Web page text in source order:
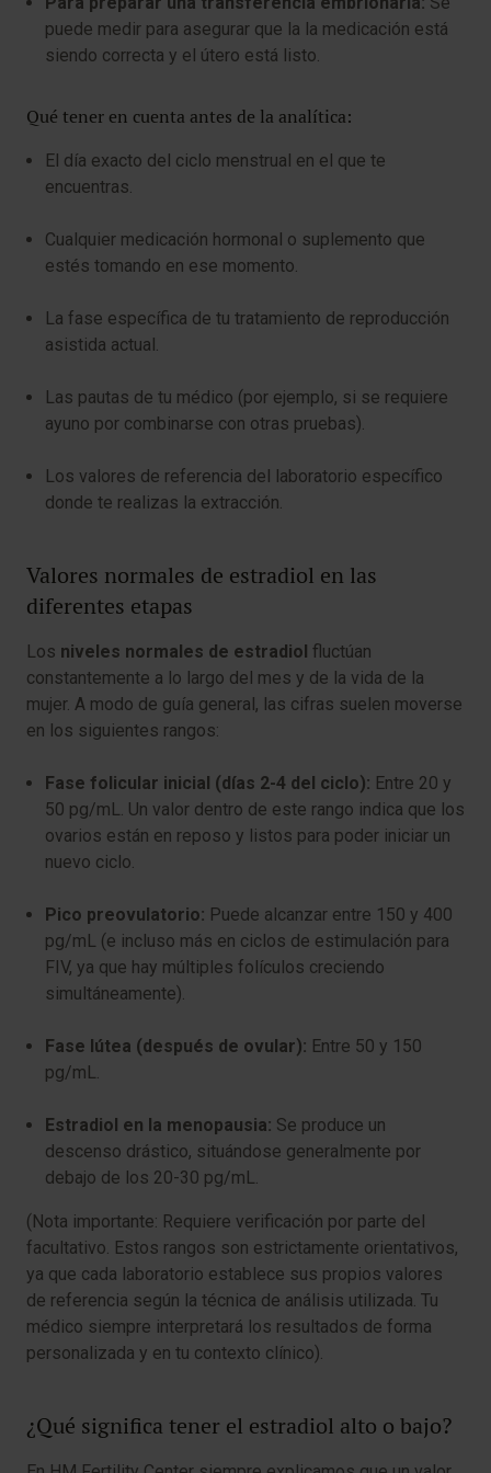
puede medir para asegurar que la la medicación está
siendo correcta y el útero está listo.
Qué tener en cuenta antes de la analítica:
El día exacto del ciclo menstrual en el que te
encuentras.
Cualquier medicación hormonal o suplemento que
estés tomando en ese momento.
La fase específica de tu tratamiento de reproducción
asistida actual.
Las pautas de tu médico (por ejemplo, si se requiere
ayuno por combinarse con otras pruebas).
Los valores de referencia del laboratorio específico
donde te realizas la extracción.
Valores normales de estradiol en las
diferentes etapas
Los niveles normales de estradiol fluctúan
constantemente a lo largo del mes y de la vida de la
mujer. A modo de guía general, las cifras suelen moverse
en los siguientes rangos:
Fase folicular inicial (días 2-4 del ciclo): Entre 20 y
50 pg/mL. Un valor dentro de este rango indica que los
ovarios están en reposo y listos para poder iniciar un
nuevo ciclo.
Pico preovulatorio: Puede alcanzar entre 150 y 400
pg/mL (e incluso más en ciclos de estimulación para
FIV, ya que hay múltiples folículos creciendo
simultáneamente).
Fase lútea (después de ovular): Entre 50 y 150
pg/mL.
Estradiol en la menopausia: Se produce un
descenso drástico, situándose generalmente por
debajo de los 20-30 pg/mL.
(Nota importante: Requiere verificación por parte del
facultativo. Estos rangos son estrictamente orientativos,
ya que cada laboratorio establece sus propios valores
de referencia según la técnica de análisis utilizada. Tu
médico siempre interpretará los resultados de forma
personalizada y en tu contexto clínico).
¿Qué significa tener el estradiol alto o bajo?